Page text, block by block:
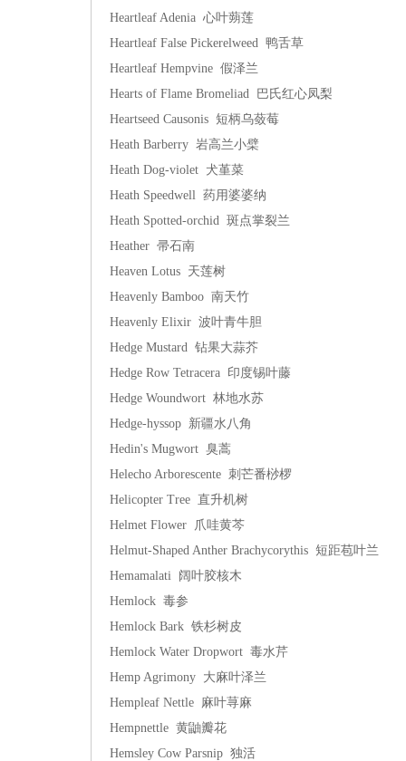
Heartleaf Adenia 心叶蒴莲
Heartleaf False Pickerelweed 鸭舌草
Heartleaf Hempvine 假泽兰
Hearts of Flame Bromeliad 巴氏红心凤梨
Heartseed Causonis 短柄乌蔹莓
Heath Barberry 岩高兰小檗
Heath Dog-violet 犬堇菜
Heath Speedwell 药用婆婆纳
Heath Spotted-orchid 斑点掌裂兰
Heather 帚石南
Heaven Lotus 天莲树
Heavenly Bamboo 南天竹
Heavenly Elixir 波叶青牛胆
Hedge Mustard 钻果大蒜芥
Hedge Row Tetracera 印度锡叶藤
Hedge Woundwort 林地水苏
Hedge-hyssop 新疆水八角
Hedin's Mugwort 臭蒿
Helecho Arborescente 刺芒番桫椤
Helicopter Tree 直升机树
Helmet Flower 爪哇黄芩
Helmut-Shaped Anther Brachycorythis 短距苞叶兰
Hemamalati 阔叶胶核木
Hemlock 毒参
Hemlock Bark 铁杉树皮
Hemlock Water Dropwort 毒水芹
Hemp Agrimony 大麻叶泽兰
Hempleaf Nettle 麻叶荨麻
Hempnettle 黄鼬瓣花
Hemsley Cow Parsnip 独活